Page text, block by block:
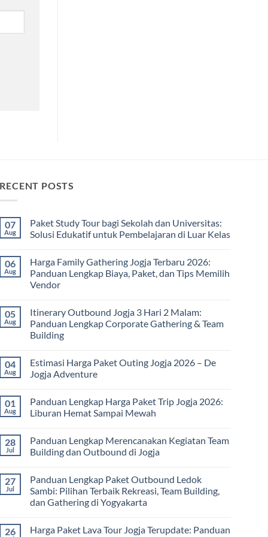
RECENT POSTS
07
Aug
Paket Study Tour bagi Sekolah dan Universitas:
Solusi Edukatif untuk Pembelajaran di Luar Kelas
on
Paket
Study
Tour
dan
Universitas:
Solusi
Edukatif
untuk
Luar
Kelas
06
Aug
Harga Family Gathering Jogja Terbaru 2026:
Panduan Lengkap Biaya, Paket, dan Tips Memilih
Vendor
on
Harga
Family
Gathering
2026:
Panduan
Lengkap
Biaya,
dan
Tips
Memilih
05
Aug
Itinerary Outbound Jogja 3 Hari 2 Malam:
Panduan Lengkap Corporate Gathering & Team
Building
on
Itinerary
Outbound
Hari
2
Malam:
Corporate
Gathering
&
04
Aug
Estimasi Harga Paket Outing Jogja 2026 – De
Jogja Adventure
on
Estimasi
Harga
Jogja
2026
–
Adventure
01
Aug
Panduan Lengkap Harga Paket Trip Jogja 2026:
Liburan Hemat Sampai Mewah
on
Panduan
Lengkap
Trip
Jogja
2026:
Liburan
Mewah
28
Jul
Panduan Lengkap Merencanakan Kegiatan Team
Building dan Outbound di Jogja
on
Panduan
Lengkap
Merencanakan
Building
dan
27
Jul
Panduan Lengkap Paket Outbound Ledok
Sambi: Pilihan Terbaik Rekreasi, Team Building,
dan Gathering di Yogyakarta
on
26
Harga Paket Lava Tour Jogja Terupdate: Panduan